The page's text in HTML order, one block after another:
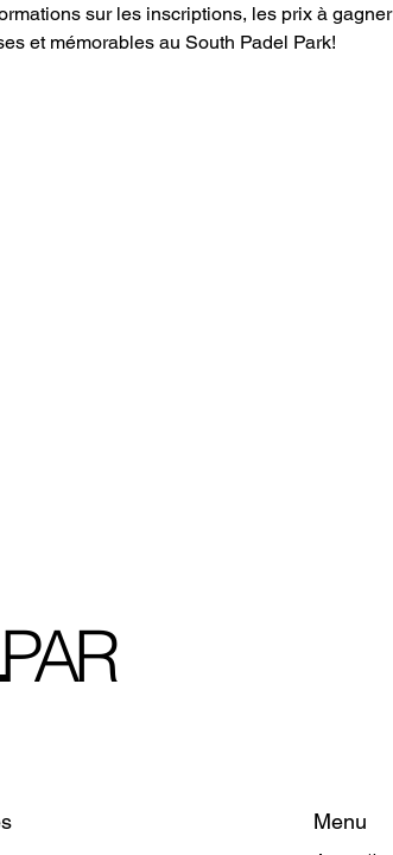
sur les inscriptions, les prix à
et mémorables au South Padel Park!
PAR
Menu